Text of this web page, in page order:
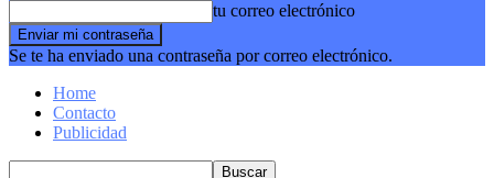
tu correo electrónico
Se te ha enviado una contraseña por correo electrónico.
Home
Contacto
Publicidad